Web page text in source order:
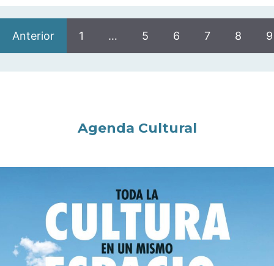
Anterior 1 … 5 6 7 8 9
Agenda Cultural